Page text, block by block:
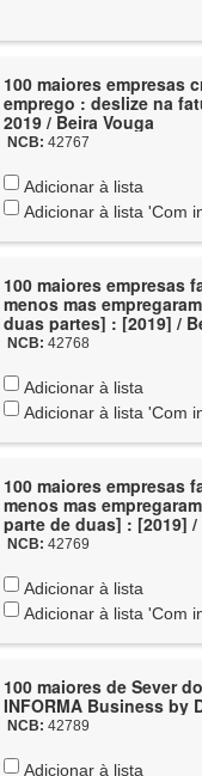
100 maiores empresas
emprego : deslize na
2019 / Beira Vouga
NCB: 42767
Adicionar à lista
Adicionar à lista 'Com
100 maiores empresas
menos mas
duas partes] : [2019] /
NCB: 42768
Adicionar à lista
Adicionar à lista 'Com
100 maiores empresas
menos mas
parte de duas] : [2019] /
NCB: 42769
Adicionar à lista
Adicionar à lista 'Com
100 maiores de Sever
INFORMA Business by
NCB: 42789
Adicionar à lista